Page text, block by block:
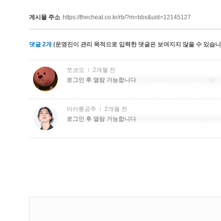
게시물 주소 https://thecheat.co.kr/rb/?m=bbs&uid=12145127
댓글 2개 (운영진이 관리 목적으로 입력한 댓글은 보여지지 않을 수 있습